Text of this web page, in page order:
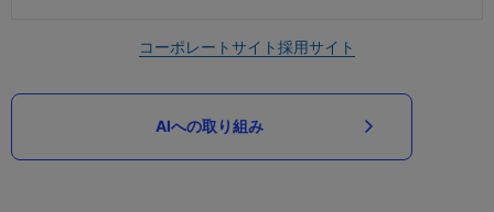
コーポレートサイト採用サイト
AIへの取り組み